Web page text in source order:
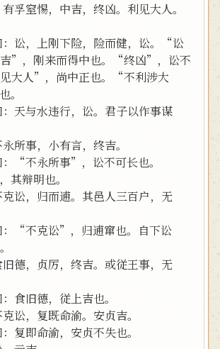
窒惕，中吉，终凶。利见大人。
，上刚下险，险而健，讼。“讼
”，刚来而得中也。“终凶”，讼不
大人”，尚中正也。“不利涉大
。
与水违行，讼。君子以作事谋
事，小有言，终吉。
不永所事”，讼不可长也。
辩明也。
，归而逋。其邑人三百户，无
“不克讼”，归逋窜也。自下讼
，贞厉，终吉。或従王事，无
旧德，従上吉也。
，复既命渝。安贞吉。
即命渝，安贞不失也。